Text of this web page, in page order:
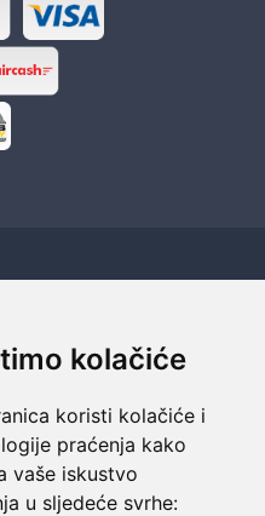
kolačiće
koristi kolačiće i
praćenja kako
vaše iskustvo
u sljedeće svrhe:
novac